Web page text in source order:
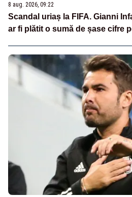
8 aug. 2026, 09:22
Scandal uriaș la FIFA. Gianni
ar fi plătit o sumă de șase cifre